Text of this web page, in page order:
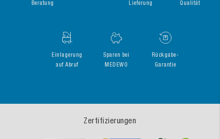
Beratung Lieferung Qualität
Einlagerung
auf Abruf
Sparen bei
MEDEWO
Rückgabe-
Garantie
Zertifizierungen